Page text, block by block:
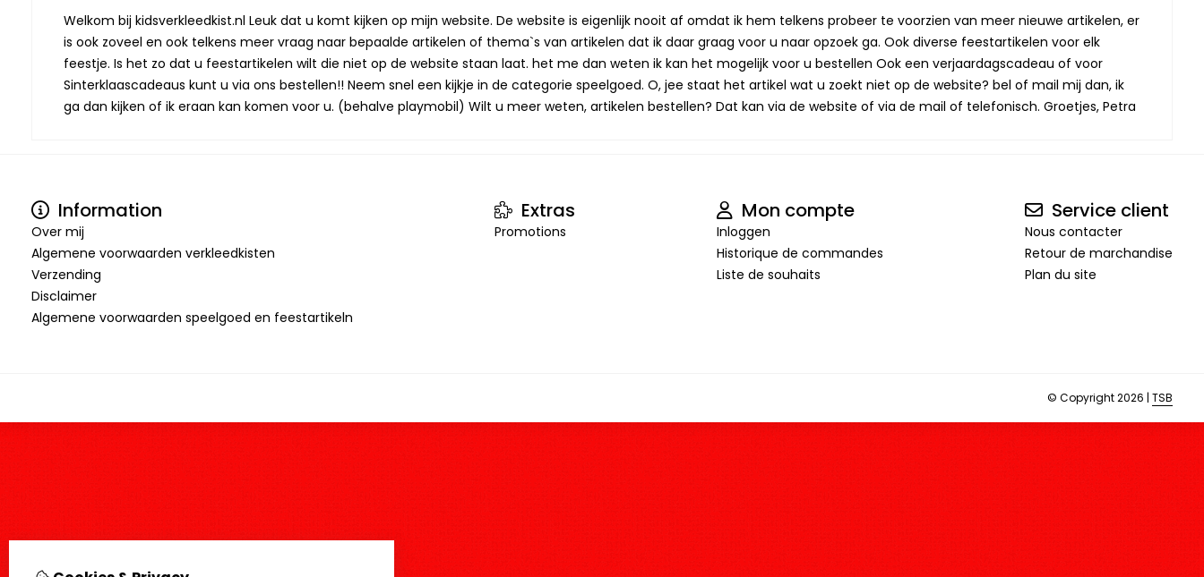
Welkom bij kidsverkleedkist.nl Leuk dat u komt kijken op mijn website. De website is eigenlijk nooit af omdat ik hem telkens probeer te voorzien van meer nieuwe artikelen, er
is ook zoveel en ook telkens meer vraag naar bepaalde artikelen of thema`s van artikelen dat ik daar graag voor u naar opzoek ga. Ook diverse feestartikelen voor elk
feestje. Is het zo dat u feestartikelen wilt die niet op de website staan laat. het me dan weten ik kan het mogelijk voor u bestellen Ook een verjaardagscadeau of voor
Sinterklaascadeaus kunt u via ons bestellen!! Neem snel een kijkje in de categorie speelgoed. O, jee staat het artikel wat u zoekt niet op de website? bel of mail mij dan, ik
ga dan kijken of ik eraan kan komen voor u. (behalve playmobil) Wilt u meer weten, artikelen bestellen? Dat kan via de website of via de mail of telefonisch. Groetjes, Petra
Information
Over mij
Algemene voorwaarden verkleedkisten
Verzending
Disclaimer
Algemene voorwaarden speelgoed en feestartikeln
Extras
Promotions
Mon compte
Inloggen
Historique de commandes
Liste de souhaits
Service client
Nous contacter
Retour de marchandise
Plan du site
© Copyright 2026 | TSB